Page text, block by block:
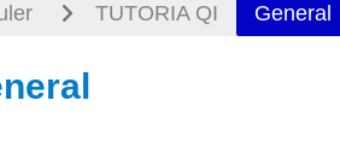
TUTORIA QI General